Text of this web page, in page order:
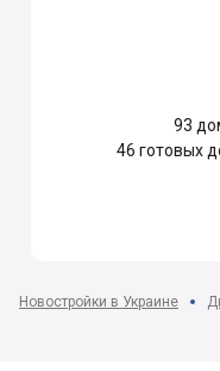
93
46 готовых
Новостройки в Украине